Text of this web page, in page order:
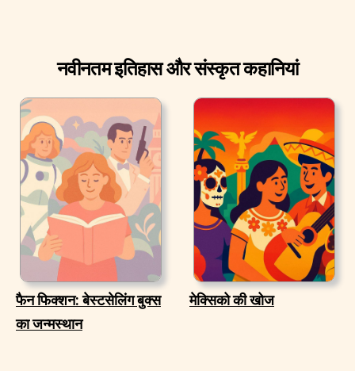
नवीनतम इतिहास और संस्कृत कहानियां
फैन फिक्शन: बेस्टसेलिंग बुक्स
का जन्मस्थान
मेक्सिको की खोज